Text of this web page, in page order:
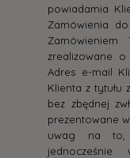
powiadamia
Zamówienia
zrealizowane
Adres e-mail
Klienta z tytułu
bez zbędnej
prezentowane
uwag na to,